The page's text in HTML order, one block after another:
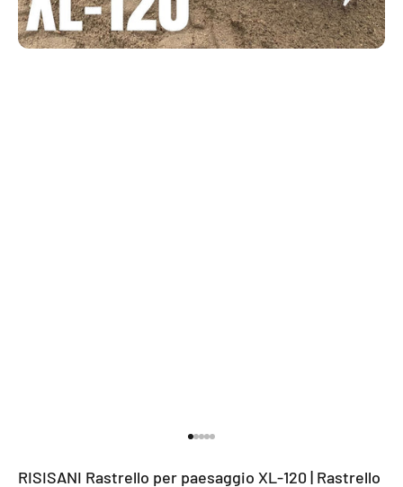
RISISANI Rastrello per paesaggio XL-120 | Rastrello